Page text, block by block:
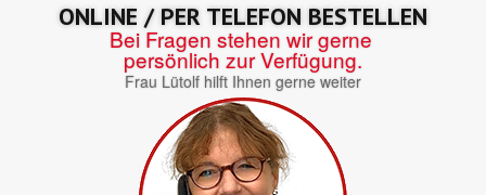
ONLINE / PER TELEFON BESTELLEN
Bei Fragen stehen wir gerne
persönlich zur Verfügung.
Frau Lütolf hilft Ihnen gerne weiter